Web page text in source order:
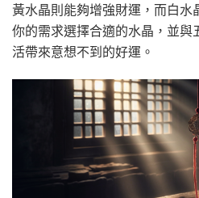
黃水晶則能夠增強財運，而白
你的需求選擇合適的水晶，並與
活帶來意想不到的好運。